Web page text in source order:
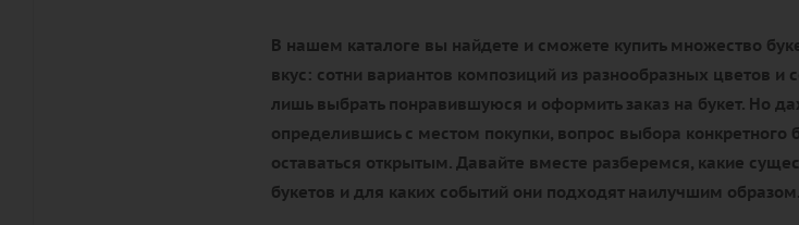
В нашем каталоге вы найдете и сможете купить множество
вкус: сотни вариантов композиций из разнообразных цветов и
лишь выбрать понравившуюся и оформить заказ на букет. Но
определившись с местом покупки, вопрос выбора конкретного
оставаться открытым. Давайте вместе разберемся, какие
букетов и для каких событий они подходят наилучшим образом.